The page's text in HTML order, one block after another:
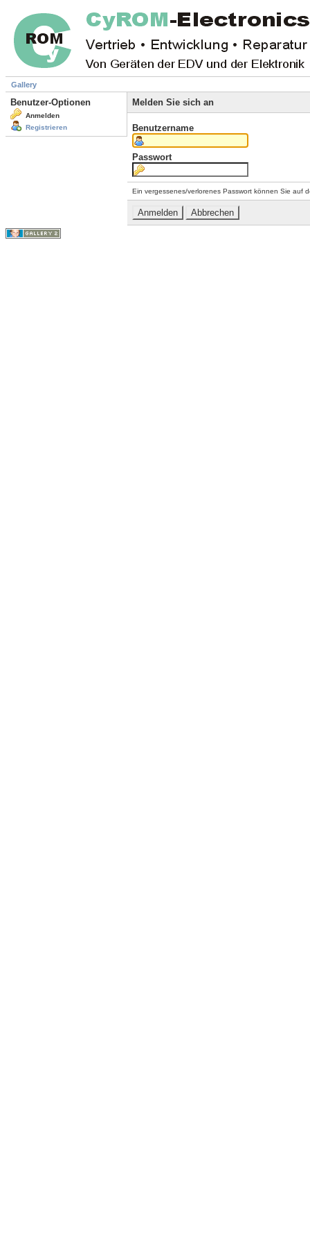
Gallery
Benutzer-Optionen
Anmelden
Registrieren
Melden Sie sich an
Benutzername
Passwort
Ein vergessenes/verlorenes Passwort können Sie auf